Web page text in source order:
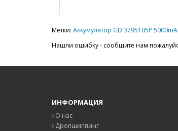
Метки: Аккумулятор GD 3795105P
Нашли ошибку - сообщите нам
ИНФОРМАЦИЯ
О нас
Дропшиппинг